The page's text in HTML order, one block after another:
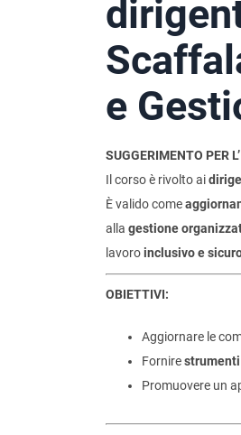
lavoro
e
SUGGERIMENTO PER
Il corso è rivolto ai
È valido come
alla gestione
lavoroinclusivo e
OBIETTIVI:
Aggiornare le
Fornire
Promuovere un